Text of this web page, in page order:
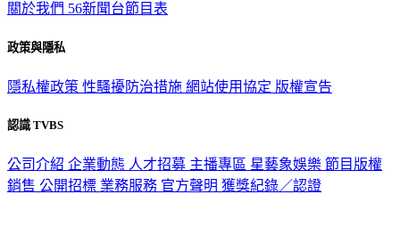
關於我們 56新聞台節目表
政策與隱私
隱私權政策 性騷擾防治措施 網站使用協定 版權宣告
認識 TVBS
公司介紹 企業動態 人才招募 主播專區 星藝象娛樂 節目版權
銷售 公開招標 業務服務 官方聲明 獲獎紀錄／認證